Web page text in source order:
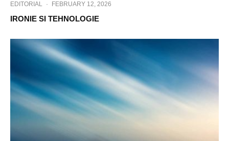
EDITORIAL · FEBRUARY 12, 2026
IRONIE SI TEHNOLOGIE